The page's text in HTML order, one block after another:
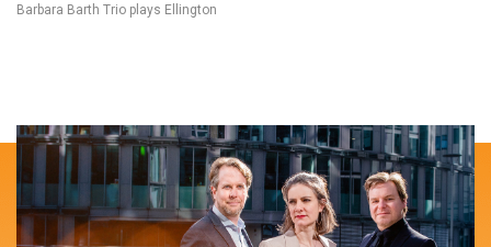
Barbara Barth Trio plays Ellington